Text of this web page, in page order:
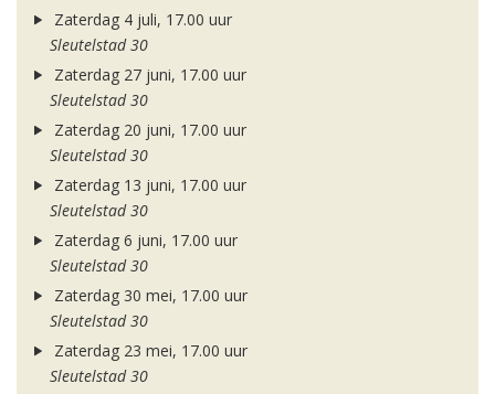
Zaterdag 4 juli, 17.00 uur
Sleutelstad 30
Zaterdag 27 juni, 17.00 uur
Sleutelstad 30
Zaterdag 20 juni, 17.00 uur
Sleutelstad 30
Zaterdag 13 juni, 17.00 uur
Sleutelstad 30
Zaterdag 6 juni, 17.00 uur
Sleutelstad 30
Zaterdag 30 mei, 17.00 uur
Sleutelstad 30
Zaterdag 23 mei, 17.00 uur
Sleutelstad 30